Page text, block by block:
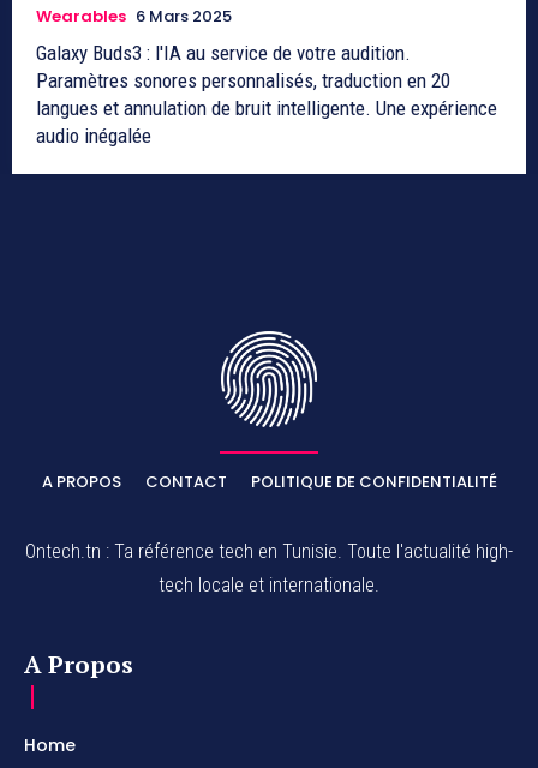
Wearables 6 Mars 2025
Galaxy Buds3 : l'IA au service de votre audition.
Paramètres sonores personnalisés, traduction en 20
langues et annulation de bruit intelligente. Une expérience
audio inégalée
A PROPOS CONTACT POLITIQUE DE CONFIDENTIALITÉ
Ontech.tn : Ta référence tech en Tunisie. Toute l'actualité high-
tech locale et internationale.
A Propos
Home